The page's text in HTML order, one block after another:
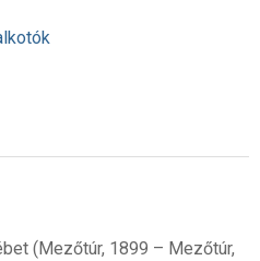
(Mezőtúr, 1899 – Mezőtúr,